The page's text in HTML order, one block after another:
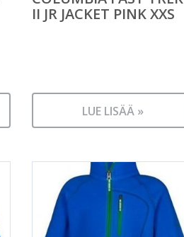
II JR JACKET PINK XXS
LUE LISÄÄ »